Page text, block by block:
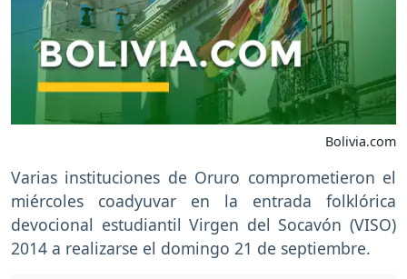
Bolivia.com
Varias instituciones de Oruro comprometieron el
miércoles coadyuvar en la entrada folklórica
devocional estudiantil Virgen del Socavón (VISO)
2014 a realizarse el domingo 21 de septiembre.